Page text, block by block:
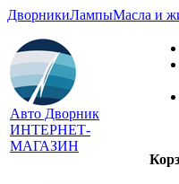
ДворникиЛампыМасла и
Авто Дворник
ИНТЕРНЕТ-
МАГАЗИН